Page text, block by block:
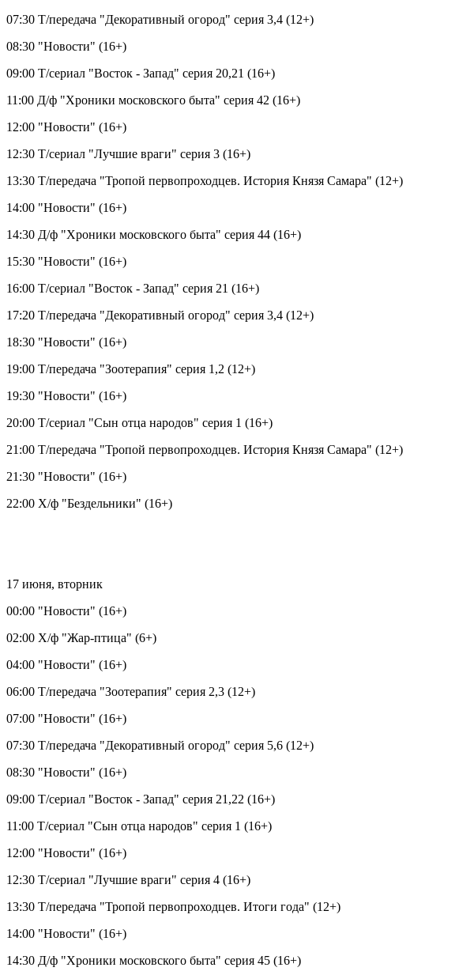
07:30 Т/передача "Декоративный огород" серия 3,4 (12+)
08:30 "Новости" (16+)
09:00 Т/сериал "Восток - Запад" серия 20,21 (16+)
11:00 Д/ф "Хроники московского быта" серия 42 (16+)
12:00 "Новости" (16+)
12:30 Т/сериал "Лучшие враги" серия 3 (16+)
13:30 Т/передача "Тропой первопроходцев. История Князя Самара" (12+)
14:00 "Новости" (16+)
14:30 Д/ф "Хроники московского быта" серия 44 (16+)
15:30 "Новости" (16+)
16:00 Т/сериал "Восток - Запад" серия 21 (16+)
17:20 Т/передача "Декоративный огород" серия 3,4 (12+)
18:30 "Новости" (16+)
19:00 Т/передача "Зоотерапия" серия 1,2 (12+)
19:30 "Новости" (16+)
20:00 Т/сериал "Сын отца народов" серия 1 (16+)
21:00 Т/передача "Тропой первопроходцев. История Князя Самара" (12+)
21:30 "Новости" (16+)
22:00 Х/ф "Бездельники" (16+)
17 июня, вторник
00:00 "Новости" (16+)
02:00 Х/ф "Жар-птица" (6+)
04:00 "Новости" (16+)
06:00 Т/передача "Зоотерапия" серия 2,3 (12+)
07:00 "Новости" (16+)
07:30 Т/передача "Декоративный огород" серия 5,6 (12+)
08:30 "Новости" (16+)
09:00 Т/сериал "Восток - Запад" серия 21,22 (16+)
11:00 Т/сериал "Сын отца народов" серия 1 (16+)
12:00 "Новости" (16+)
12:30 Т/сериал "Лучшие враги" серия 4 (16+)
13:30 Т/передача "Тропой первопроходцев. Итоги года" (12+)
14:00 "Новости" (16+)
14:30 Д/ф "Хроники московского быта" серия 45 (16+)